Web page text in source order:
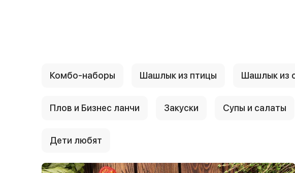
Комбо-наборы Шашлык из птицы Шашлык из
Плов и Бизнес ланчи Закуски Супы и салаты
Дети любят